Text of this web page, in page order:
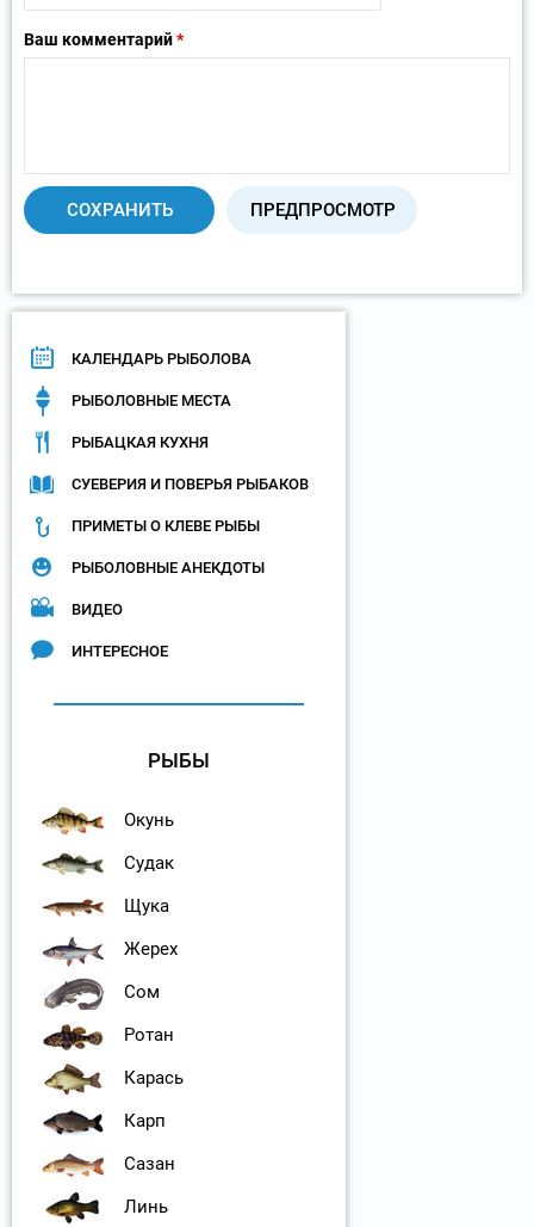
Ваш комментарий*
КАЛЕНДАРЬ РЫБОЛОВА
РЫБОЛОВНЫЕ МЕСТА
РЫБАЦКАЯ КУХНЯ
СУЕВЕРИЯ И ПОВЕРЬЯ РЫБАКОВ
ПРИМЕТЫ О КЛЕВЕ РЫБЫ
РЫБОЛОВНЫЕ АНЕКДОТЫ
ВИДЕО
ИНТЕРЕСНОЕ
РЫБЫ
Окунь
Судак
Щука
Жерех
Сом
Ротан
Карась
Карп
Сазан
Линь